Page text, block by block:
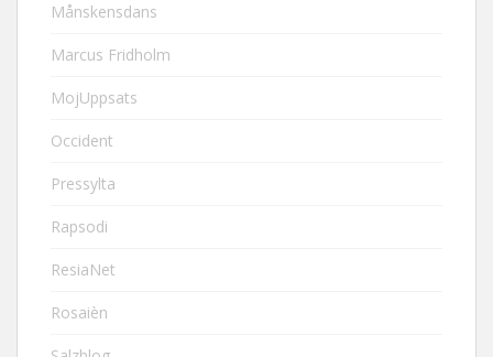
Månskensdans
Marcus Fridholm
MojUppsats
Occident
Pressylta
Rapsodi
ResiaNet
Rosaièn